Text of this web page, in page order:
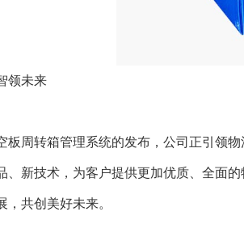
领未来
板周转箱管理系统的发布，公司正引领
、新技术，为客户提供更加优质、全面
，共创美好未来。